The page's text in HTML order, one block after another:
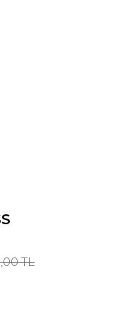
TL